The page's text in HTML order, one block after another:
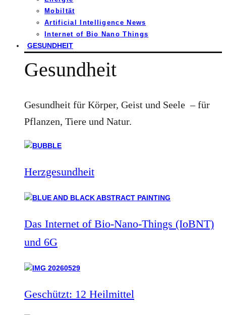
Mobiltät
Artificial Intelligence News
Internet of Bio Nano Things
GESUNDHEIT
Gesundheit
Gesundheit für Körper, Geist und Seele – für
Pflanzen, Tiere und Natur.
Herzgesundheit
Das Internet of Bio-Nano-Things (IoBNT)
und 6G
Geschützt: 12 Heilmittel